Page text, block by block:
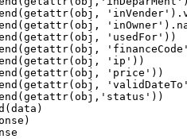
getattr(obj, 'inVender'
getattr(obj, 'inOwner'
getattr(obj, 'usedFor' ))
getattr(obj,
getattr(obj, 'ip' ))
getattr(obj, 'price' ))
getattr(obj,
getattr(obj, 'status' ))